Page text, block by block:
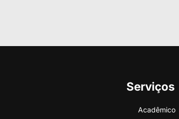
Serviços
Acadêmico